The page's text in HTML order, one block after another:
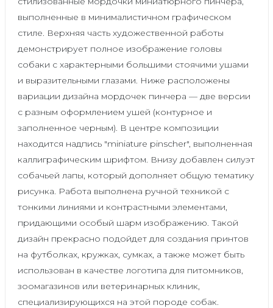
выполненные в минималистичном графическом
стиле. Верхняя часть художественной работы
демонстрирует полное изображение головы
собаки с характерными большими стоячими ушами
и выразительными глазами. Ниже расположены
вариации дизайна мордочек пинчера — две версии
с разным оформлением ушей (контурное и
заполненное черным). В центре композиции
находится надпись "miniature pinscher", выполненная
каллиграфическим шрифтом. Внизу добавлен силуэт
собачьей лапы, который дополняет общую тематику
рисунка. Работа выполнена ручной техникой с
тонкими линиями и контрастными элементами,
придающими особый шарм изображению. Такой
дизайн прекрасно подойдет для создания принтов
на футболках, кружках, сумках, а также может быть
использован в качестве логотипа для питомников,
зоомагазинов или ветеринарных клиник,
специализирующихся на этой породе собак.